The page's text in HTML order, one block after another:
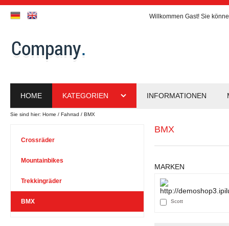
Willkommen Gast! Sie
HOME KATEGORIEN INFORMATIONEN
Sie sind hier: Home Fahrrad BMX
Crossräder
Mountainbikes
Trekkingräder
BMX
BMX
MARKEN
Scott